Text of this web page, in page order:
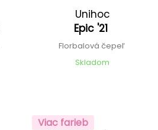
Unihoc
Epic '21
Florbalová čepeľ
Skladom
Viac farieb